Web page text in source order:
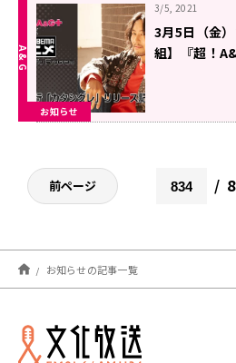
お知らせ
3/5, 2021
3月5日（金
組】『超！
前ページ
お知らせの記事一覧